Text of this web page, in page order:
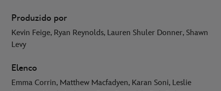
Produzido por
Kevin Feige, Ryan Reynolds, Lauren Shuler Donner, Shawn
Levy
Elenco
Emma Corrin, Matthew Macfadyen, Karan Soni, Leslie